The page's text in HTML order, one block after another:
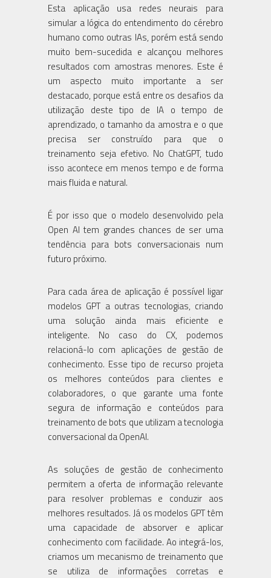
Esta aplicação usa redes neurais para
simular a lógica do entendimento do cérebro
humano como outras IAs, porém está sendo
muito bem-sucedida e alcançou melhores
resultados com amostras menores. Este é
um aspecto muito importante a ser
destacado, porque está entre os desafios da
utilização deste tipo de IA o tempo de
aprendizado, o tamanho da amostra e o que
precisa ser construído para que o
treinamento seja efetivo. No ChatGPT, tudo
isso acontece em menos tempo e de forma
mais fluida e natural.
É por isso que o modelo desenvolvido pela
Open AI tem grandes chances de ser uma
tendência para bots conversacionais num
futuro próximo.
Para cada área de aplicação é possível ligar
modelos GPT a outras tecnologias, criando
uma solução ainda mais eficiente e
inteligente. No caso do CX, podemos
relacioná-lo com aplicações de gestão de
conhecimento. Esse tipo de recurso projeta
os melhores conteúdos para clientes e
colaboradores, o que garante uma fonte
segura de informação e conteúdos para
treinamento de bots que utilizam a tecnologia
conversacional da OpenAI.
As soluções de gestão de conhecimento
permitem a oferta de informação relevante
para resolver problemas e conduzir aos
melhores resultados. Já os modelos GPT têm
uma capacidade de absorver e aplicar
conhecimento com facilidade. Ao integrá-los,
criamos um mecanismo de treinamento que
se utiliza de informações corretas e